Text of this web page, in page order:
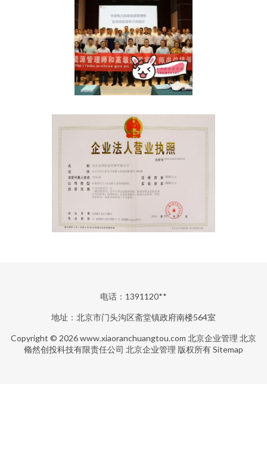
电话：1391120**
地址：北京市门头沟区斋堂镇政府南楼564室
Copyright © 2026www.xiaoranchuangtou.com 北京企业管理 北京
翛然创投科技有限责任公司 北京企业管理 版权所有Sitemap